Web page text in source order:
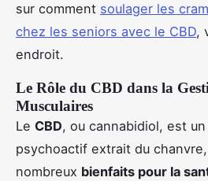
sur comment soulager les
chez les seniors avec le CBD,
endroit.
Le Rôle du CBD dans la
Musculaires
Le CBD, ou cannabidiol, est
psychoactif extrait du
nombreux bienfaits pour la